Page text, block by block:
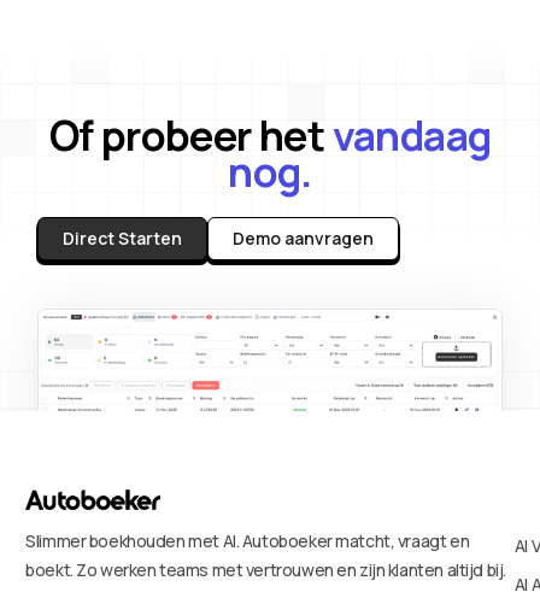
Of probeer hetvandaag
nog.
Direct Starten Demo aanvragen
Slimmer boekhouden met AI. Autoboeker matcht, vraagt en
boekt. Zo werken teams met vertrouwen en zijn klanten altijd bij.
AI
AI